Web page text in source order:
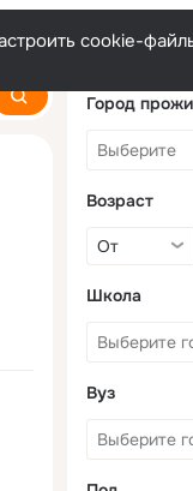
cookie-
Город
Возраст
Школа
Вуз